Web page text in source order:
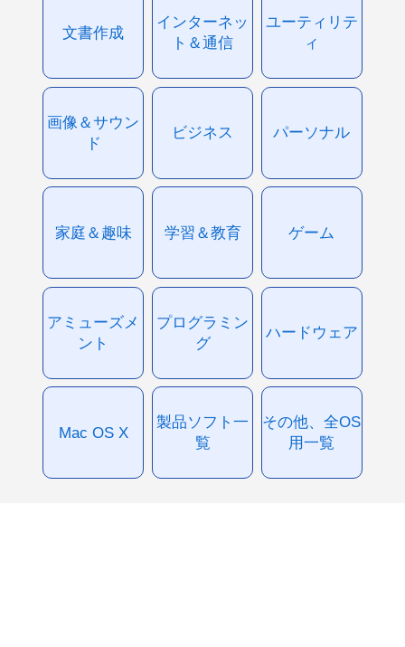
文書作成
インターネッ
ト＆通信
ユーティリテ
ィ
画像＆サウン
ド
ビジネス パーソナル
家庭＆趣味 学習＆教育 ゲーム
アミューズメ
ント
プログラミン
グ
ハードウェア
Mac OS X
製品ソフト一
覧
その他、全OS
用一覧